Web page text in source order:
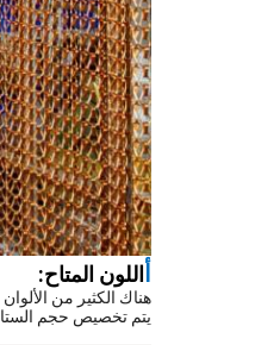
اللون المتاح:
هناك الكثير من
يتم تخصيص حجم